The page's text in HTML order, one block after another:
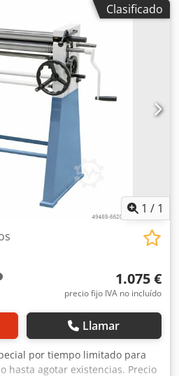
Clasificado
1 / 1
1.075 €
precio fijo IVA no incluído
Llamar
por tiempo limitado para
hasta agotar existencias. Precio